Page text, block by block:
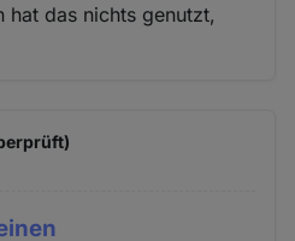
hat das nichts genutzt,